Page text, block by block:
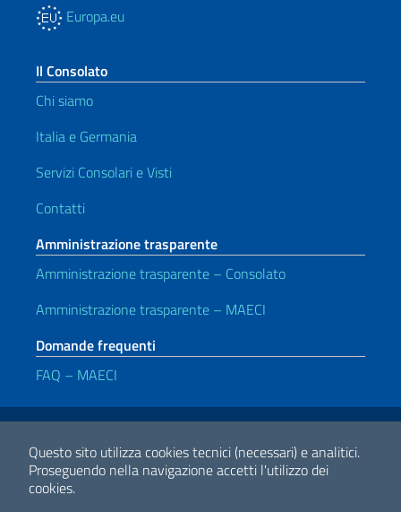
Questo sito utilizza cookies tecnici (necessari) e analitici.
Proseguendo nella navigazione accetti l'utilizzo dei
cookies.
Europa.eu
Il Consolato
Chi siamo
Italia e Germania
Servizi Consolari e Visti
Contatti
Amministrazione trasparente
Amministrazione trasparente – Consolato
Amministrazione trasparente – MAECI
Domande frequenti
FAQ – MAECI
Link Utili